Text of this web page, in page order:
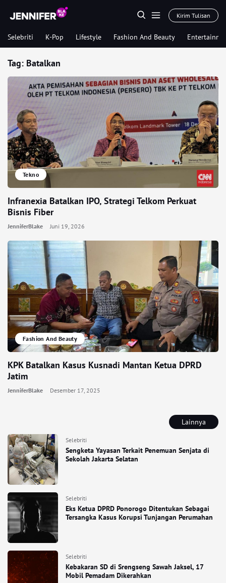
Kirim Tulisan
Selebriti K-Pop Lifestyle Fashion And Beauty
Lainnya
Selebriti
Sengketa Yayasan Terkait Penemuan Senjata di
Sekolah Jakarta Selatan
Selebriti
Eks Ketua DPRD Ponorogo Ditentukan Sebagai
Tersangka Kasus Korupsi Tunjangan Perumahan
Selebriti
Kebakaran SD di Srengseng Sawah Jaksel, 17
Mobil Pemadam Dikerahkan
Tag: Batalkan
Tekno
Infranexia Batalkan IPO, Strategi Telkom Perkuat
Bisnis Fiber
JenniferBlake Juni 19, 2026
Fashion And Beauty
KPK Batalkan Kasus Kusnadi Mantan Ketua DPRD
Jatim
JenniferBlake Desember 17, 2025